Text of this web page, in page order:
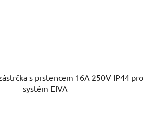
s prstencem 16A 250V IP44 pro
systém EIVA